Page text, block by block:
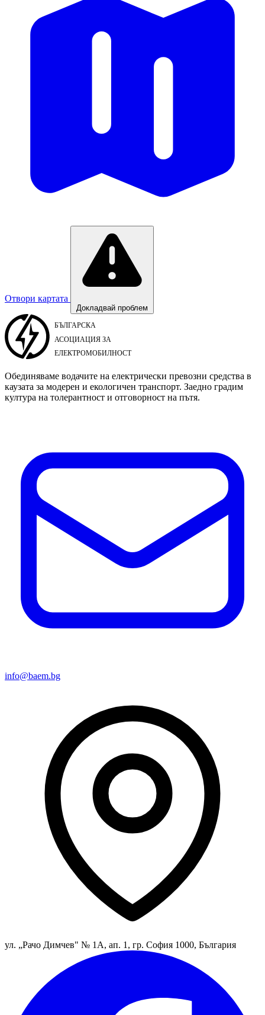
Отвори картата
Докладвай проблем
Обединяваме водачите на електрически превозни средства в
каузата за модерен и екологичен транспорт. Заедно градим
култура на толерантност и отговорност на пътя.
info@baem.bg
ул. „Рачо Димчев" № 1А, ап. 1, гр. София 1000, България